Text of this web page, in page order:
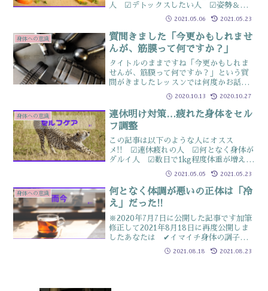
人 ☑デトックスしたい人 ☑姿勢＆血
流改善したい人マッサージなどのケアは
疲れる？「セルフマッサージとか疲れる
からしたくないんですよ」とたまに言わ
れることがありますこれ、疲...
2021.05.06 2021.05.23
身体への意識
質問きました「今更かもしれませ
んが、筋膜って何ですか？」
タイトルのままですね「今更かもしれま
せんが、筋膜って何ですか？」という質
問がきましたレッスンでは何度かお話し
していたので💦ブログには書いていませ
んでしたそもそも筋膜とは…文字通り
「身体の中で、筋肉の塊を膜で覆ってい
る」のが筋膜鶏肉を買った時...
2020.10.13 2020.10.27
身体への意識
連休明け対策…疲れた身体をセル
フ調整
この記事は以下のような人にオスス
メ!! ☑連休疲れの人 ☑何となく身体が
ダルイ人 ☑数日で1kg程度体重が増えた
人明日から通常営業なのに、身体がダル
イ起きる時間や食事の量など休日は普段
と違ううえに連休ともなると休日モード
に慣れてしまって、通...
2021.05.05 2021.05.23
身体への意識
何となく体調が悪いの正体は「冷
え」だった!!
※2020年7月7日に公開した記事です加筆
修正して2021年8月18日に再度公開しま
したあなたは ✔イマイチ身体の調子が
悪い ✔なんかスッキリしない ✔熟睡で
きない …など病院に行くほどでも
2021.08.18 2021.08.23